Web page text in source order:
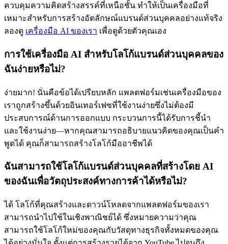
ควบคุมความคิดสร้างสรรค์ที่เหนือชั้น ทำให้เป็นเครื่องมือที่
เหมาะสำหรับการสร้างอัตลักษณ์แบรนด์ส่วนบุคคลอย่างแท้จริง
ลองดู เครื่องมือ AI ของเรา เพื่อดูด้วยตัวคุณเอง
การใช้เครื่องมือ AI สำหรับโลโก้แบรนด์ส่วนบุคคลของ
ฉันง่ายหรือไม่?
ง่ายมาก! นั่นคือข้อได้เปรียบหลัก แพลตฟอร์มเช่นเครื่องมือของ
เราถูกสร้างขึ้นด้วยอินเทอร์เฟซที่ใช้งานง่ายซึ่งไม่ต้องมี
ประสบการณ์ด้านการออกแบบ กระบวนการนี้ได้รับการชี้นำ
และใช้งานง่าย—หากคุณสามารถอธิบายแนวคิดของคุณเป็นคำ
พูดได้ คุณก็สามารถสร้างโลโก้มืออาชีพได้
ฉันสามารถใช้โลโก้แบรนด์ส่วนบุคคลที่สร้างโดย AI
ของฉันเพื่อวัตถุประสงค์ทางการค้าได้หรือไม่?
ได้ โลโก้ที่คุณสร้างและดาวน์โหลดจากแพลตฟอร์มของเรา
สามารถนำไปใช้ในเชิงพาณิชย์ได้ ซึ่งหมายความว่าคุณ
สามารถใช้โลโก้ใหม่ของคุณกับวัสดุทางธุรกิจทั้งหมดของคุณ